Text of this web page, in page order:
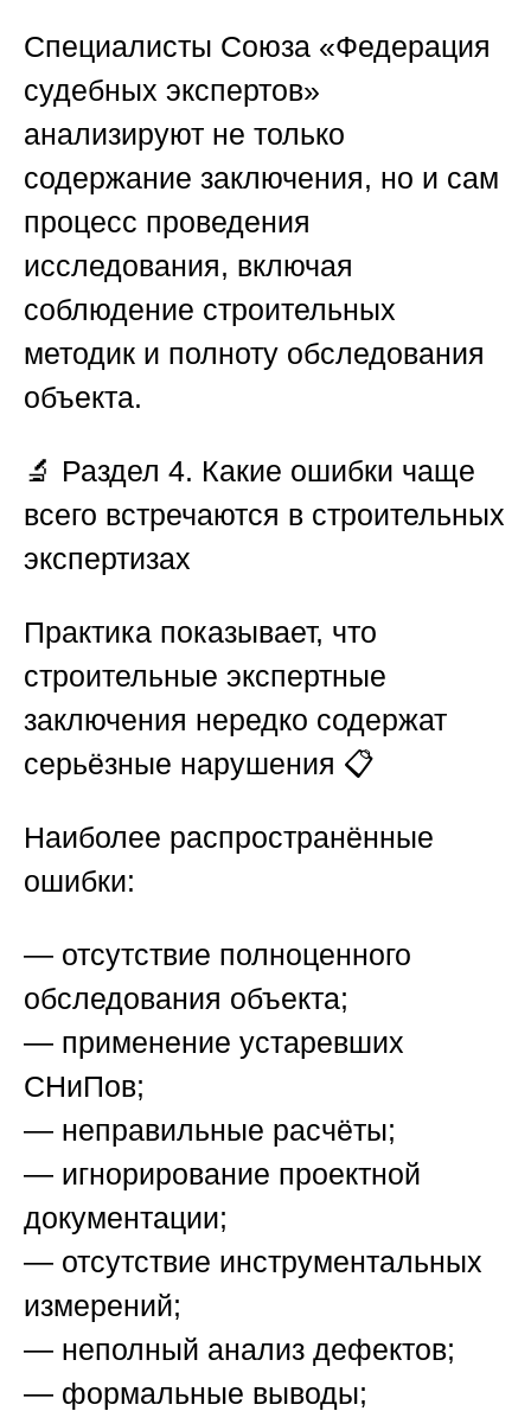
Специалисты Союза «Федерация
судебных экспертов»
анализируют не только
содержание заключения, но и сам
процесс проведения
исследования, включая
соблюдение строительных
методик и полноту обследования
объекта.
🔬 Раздел 4. Какие ошибки чаще
всего встречаются в строительных
экспертизах
Практика показывает, что
строительные экспертные
заключения нередко содержат
серьёзные нарушения 📋
Наиболее распространённые
ошибки:
— отсутствие полноценного
обследования объекта;
— применение устаревших
СНиПов;
— неправильные расчёты;
— игнорирование проектной
документации;
— отсутствие инструментальных
измерений;
— неполный анализ дефектов;
— формальные выводы;